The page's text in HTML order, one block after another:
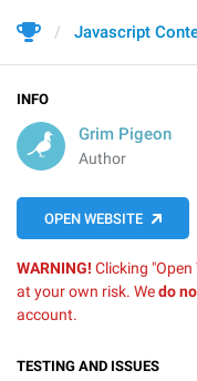
Javascript
INFO
Grim Pigeon
Author
OPEN WEBSITE
WARNING! Clicking
at your own risk. Wedo
account.
TESTING AND ISSUES